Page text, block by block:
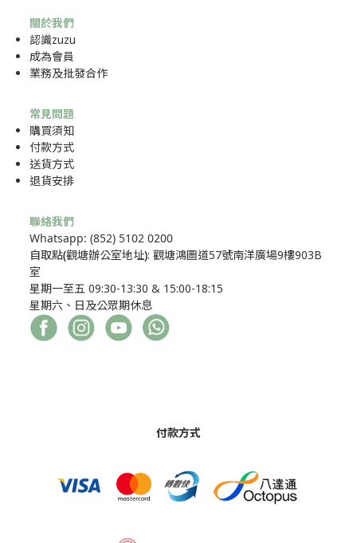
關於我們
認識zuzu
成為會員
業務及批發合作
常見問題
購買須知
付款方式
送貨方式
退貨安排
聯絡我們
Whatsapp: (852) 5102 0200
自取點(觀塘辦公室地址): 觀塘鴻圖道57號南洋廣場9樓903B
室
星期一至五 09:30-13:30 & 15:00-18:15
星期六、日及公眾期休息
付款方式